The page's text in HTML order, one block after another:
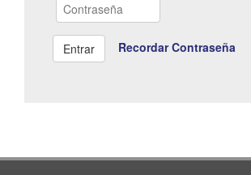
Recordar Contraseña